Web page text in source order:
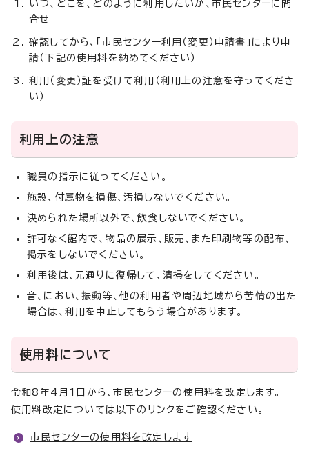
いつ、どこを、どのように利用したいか、市民センターに問
合せ
確認してから、「市民センター利用（変更）申請書」により申
請（下記の使用料を納めてください）
利用（変更）証を受けて利用（利用上の注意を守ってくださ
い）
利用上の注意
職員の指示に従ってください。
施設、付属物を損傷、汚損しないでください。
決められた場所以外で、飲食しないでください。
許可なく館内で、物品の展示、販売、また印刷物等の配布、
掲示をしないでください。
利用後は、元通りに復帰して、清掃をしてください。
音、におい、振動等、他の利用者や周辺地域から苦情の出た
場合は、利用を中止してもらう場合があります。
使用料について
令和8年4月1日から、市民センターの使用料を改定します。
使用料改定については以下のリンクをご確認ください。
市民センターの使用料を改定します